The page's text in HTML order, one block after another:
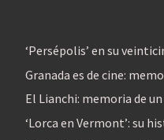
‘Persépolis’ en su
Granada es de cine:
El Lianchi: memoria de
‘Lorca en Vermont’: su